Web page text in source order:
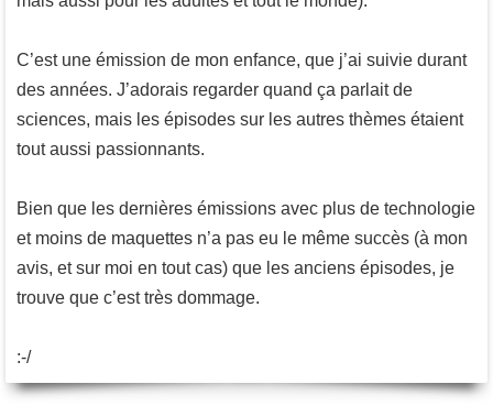
C’est une émission de mon enfance, que j’ai suivie durant
des années. J’adorais regarder quand ça parlait de
sciences, mais les épisodes sur les autres thèmes étaient
tout aussi passionnants.
Bien que les dernières émissions avec plus de technologie
et moins de maquettes n’a pas eu le même succès (à mon
avis, et sur moi en tout cas) que les anciens épisodes, je
trouve que c’est très dommage.
:-/